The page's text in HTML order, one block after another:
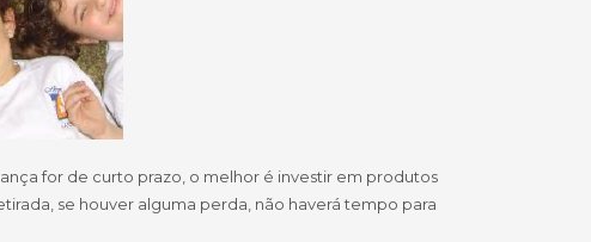
for de curto prazo, o melhor é investir em produtos
se houver alguma perda, não haverá tempo para